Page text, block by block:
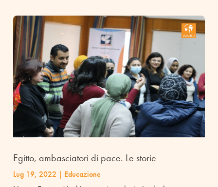
Egitto, ambasciatori di pace. Le storie
Lug 19, 2022 | Educazione